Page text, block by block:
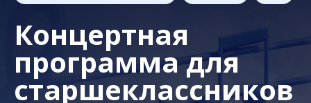
Концертная
программа для
старшеклассников